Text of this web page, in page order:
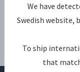
We have
Swedish website,
To ship
that